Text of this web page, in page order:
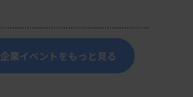
企業イベントをもっと見る